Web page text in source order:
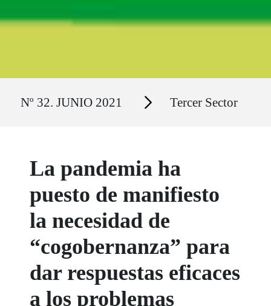
Nº 32. JUNIO 2021 Secciones Tercer Sector
La pandemia ha
puesto de manifiesto
la necesidad de
“cogobernanza” para
dar respuestas eficaces
a los problemas